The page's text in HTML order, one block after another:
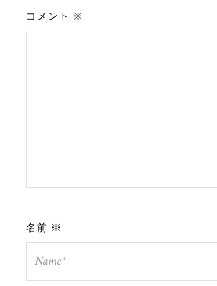
コメント ※
名前 ※